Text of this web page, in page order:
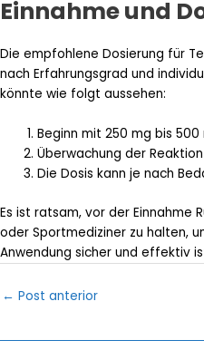
Einnahme und
Die empfohlene Dosierung für
nach Erfahrungsgrad und
könnte wie folgt aussehen:
Beginn mit 250 mg bis
Überwachung der
Die Dosis kann je nach
Es ist ratsam, vor der Einnahme
oder Sportmediziner zu halten,
Anwendung sicher und effektiv
Post
← Post anterior